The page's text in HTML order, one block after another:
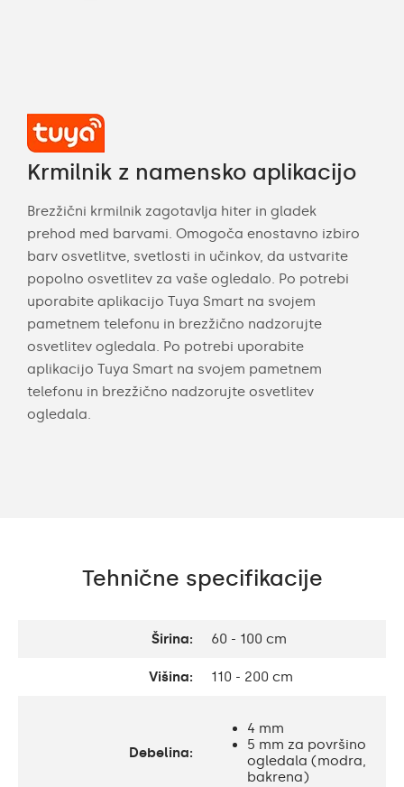
Krmilnik z namensko aplikacijo
Brezžični krmilnik zagotavlja hiter in gladek
prehod med barvami. Omogoča enostavno izbiro
barv osvetlitve, svetlosti in učinkov, da ustvarite
popolno osvetlitev za vaše ogledalo. Po potrebi
uporabite aplikacijo Tuya Smart na svojem
pametnem telefonu in brezžično nadzorujte
osvetlitev ogledala. Po potrebi uporabite
aplikacijo Tuya Smart na svojem pametnem
telefonu in brezžično nadzorujte osvetlitev
ogledala.
Tehnične specifikacije
Širina: 60 - 100 cm
Višina: 110 - 200 cm
Debelina:
4 mm
5 mm za površino
ogledala (modra,
bakrena)